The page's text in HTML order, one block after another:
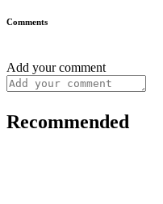
Comments
Add your comment
Recommended